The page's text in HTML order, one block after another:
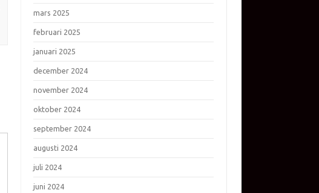
mars 2025
februari 2025
januari 2025
december 2024
november 2024
oktober 2024
september 2024
augusti 2024
juli 2024
juni 2024